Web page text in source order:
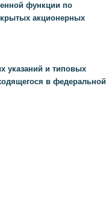
функции по
акционерных
указаний и типовых
в федеральной